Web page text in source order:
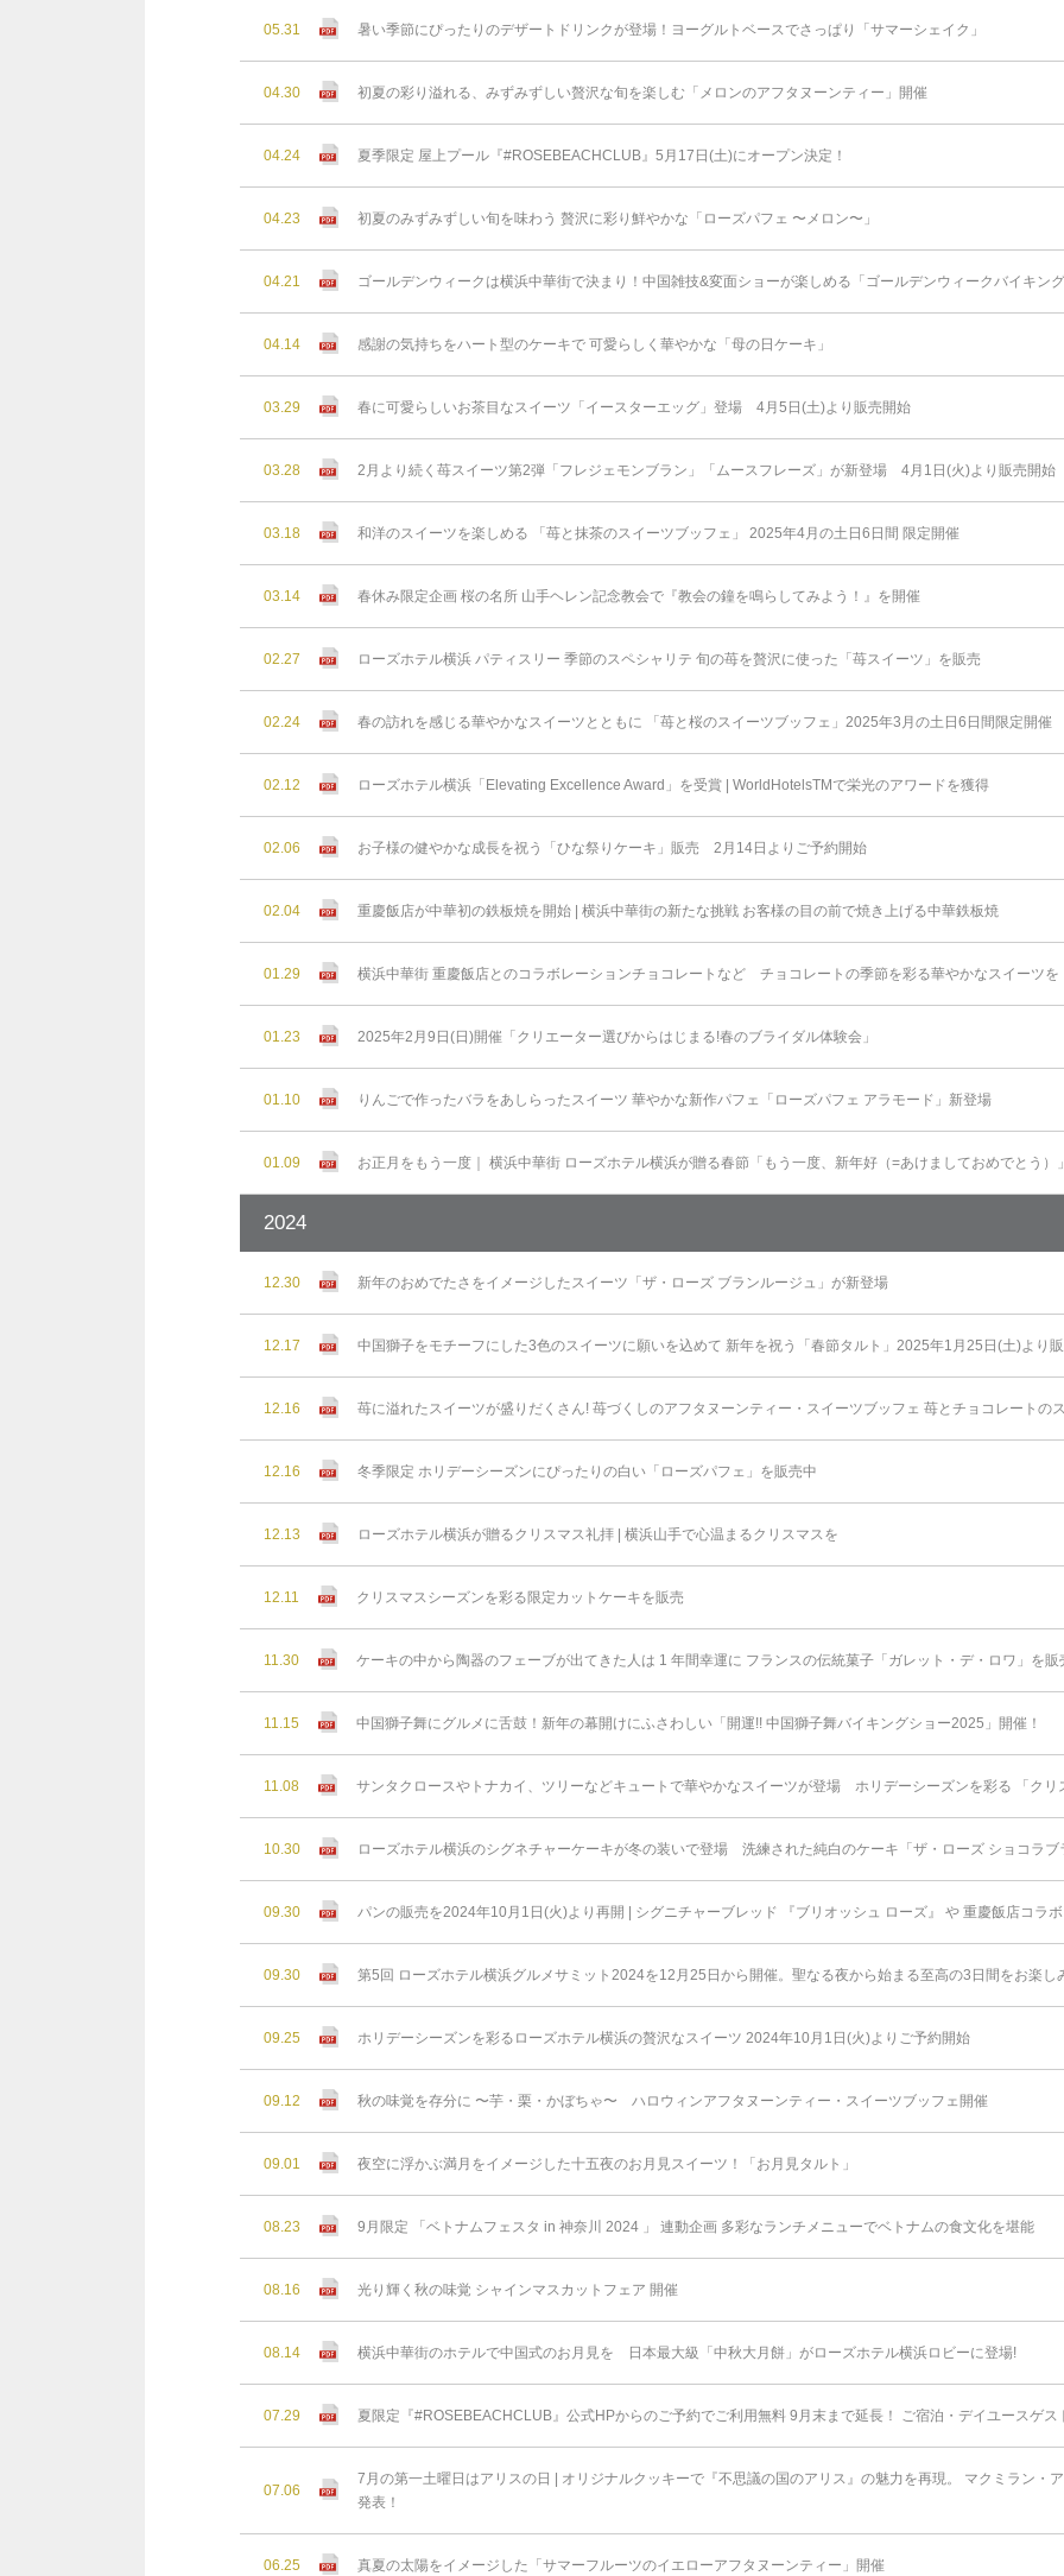
05.31 暑い季節にぴったりのデザートドリンクが登場！ヨーグルトベースでさっぱり「サマーシェイク」
04.30 初夏の彩り溢れる、みずみずしい贅沢な旬を楽しむ「メロンのアフタヌーンティー」開催
04.24 夏季限定 屋上プール『#ROSEBEACHCLUB』5月17日(土)にオープン決定！
04.23 初夏のみずみずしい旬を味わう 贅沢に彩り鮮やかな「ローズパフェ 〜メロン〜」
04.21 ゴールデンウィークは横浜中華街で決まり！中国雑技&変面ショーが楽しめる「ゴールデンウィークバイキン
04.14 感謝の気持ちをハート型のケーキで 可愛らしく華やかな「母の日ケーキ」
03.29 春に可愛らしいお茶目なスイーツ「イースターエッグ」登場 4月5日(土)より販売開始
03.28 2月より続く苺スイーツ第2弾「フレジェモンブラン」「ムースフレーズ」が新登場 4月1日(火)より販売開始
03.18 和洋のスイーツを楽しめる 「苺と抹茶のスイーツブッフェ」 2025年4月の土日6日間 限定開催
03.14 春休み限定企画 桜の名所 山手ヘレン記念教会で『教会の鐘を鳴らしてみよう！』を開催
02.27 ローズホテル横浜 パティスリー 季節のスペシャリテ 旬の苺を贅沢に使った「苺スイーツ」を販売
02.24 春の訪れを感じる華やかなスイーツとともに 「苺と桜のスイーツブッフェ」2025年3月の土日6日間限定開催
02.12 ローズホテル横浜「Elevating Excellence Award」を受賞 | WorldHotelsTMで栄光のアワードを獲得
02.06 お子様の健やかな成⻑を祝う「ひな祭りケーキ」販売 2月14日よりご予約開始
02.04 重慶飯店が中華初の鉄板焼を開始 | 横浜中華街の新たな挑戦 お客様の目の前で焼き上げる中華鉄板焼
01.29 横浜中華街 重慶飯店とのコラボレーションチョコレートなど チョコレートの季節を彩る華やかなスイーツを
01.23 2025年2月9日(日)開催「クリエーター選びからはじまる!春のブライダル体験会」
01.10 りんごで作ったバラをあしらったスイーツ 華やかな新作パフェ「ローズパフェ アラモード」新登場
01.09 お正月をもう一度｜ 横浜中華街 ローズホテル横浜が贈る春節「もう一度、新年好（=あけましておめでとう）
2024
12.30 新年のおめでたさをイメージしたスイーツ「ザ・ローズ ブランルージュ」が新登場
12.17 中国獅子をモチーフにした3色のスイーツに願いを込めて 新年を祝う「春節タルト」2025年1月25日(土)より
12.16 苺に溢れたスイーツが盛りだくさん! 苺づくしのアフタヌーンティー・スイーツブッフェ 苺とチョコレートの
12.16 冬季限定 ホリデーシーズンにぴったりの白い「ローズパフェ」を販売中
12.13 ローズホテル横浜が贈るクリスマス礼拝 | 横浜山手で心温まるクリスマスを
12.11 クリスマスシーズンを彩る限定カットケーキを販売
11.30 ケーキの中から陶器のフェーブが出てきた人は 1 年間幸運に フランスの伝統菓子「ガレット・デ・ロワ」を販
11.15 中国獅子舞にグルメに舌鼓！新年の幕開けにふさわしい「開運!! 中国獅子舞バイキングショー2025」開催！
11.08 サンタクロースやトナカイ、ツリーなどキュートで華やかなスイーツが登場 ホリデーシーズンを彩る 「クリ
10.30 ローズホテル横浜のシグネチャーケーキが冬の装いで登場 洗練された純白のケーキ「ザ・ローズ ショコラブ
09.30 パンの販売を2024年10月1日(火)より再開 | シグニチャーブレッド 『ブリオッシュ ローズ』 や 重慶飯店コラ
09.30 第5回 ローズホテル横浜グルメサミット2024を12月25日から開催。聖なる夜から始まる至高の3日間をお楽し
09.25 ホリデーシーズンを彩るローズホテル横浜の贅沢なスイーツ 2024年10月1日(火)よりご予約開始
09.12 秋の味覚を存分に 〜芋・栗・かぼちゃ〜 ハロウィンアフタヌーンティー・スイーツブッフェ開催
09.01 夜空に浮かぶ満月をイメージした十五夜のお月見スイーツ！「お月見タルト」
08.23 9月限定 「ベトナムフェスタ in 神奈川 2024 」 連動企画 多彩なランチメニューでベトナムの食文化を堪能
08.16 光り輝く秋の味覚 シャインマスカットフェア 開催
08.14 横浜中華街のホテルで中国式のお月見を 日本最大級「中秋大月餅」がローズホテル横浜ロビーに登場!
07.29 夏限定『#ROSEBEACHCLUB』公式HPからのご予約でご利用無料 9月末まで延⻑！ ご宿泊・デイユースゲ
07.06
7月の第一土曜日はアリスの日 | オリジナルクッキーで『不思議の国のアリス』の魅力を再現。 マクミラン・
発表！
06.25 真夏の太陽をイメージした「サマーフルーツのイエローアフタヌーンティー」開催